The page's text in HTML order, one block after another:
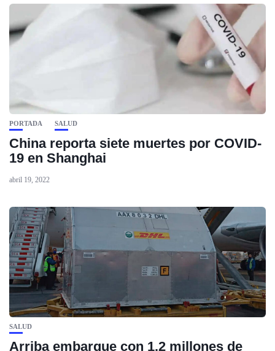
PORTADA SALUD
China reporta siete muertes por COVID-
19 en Shanghai
abril 19, 2022
SALUD
Arriba embarque con 1.2 millones de